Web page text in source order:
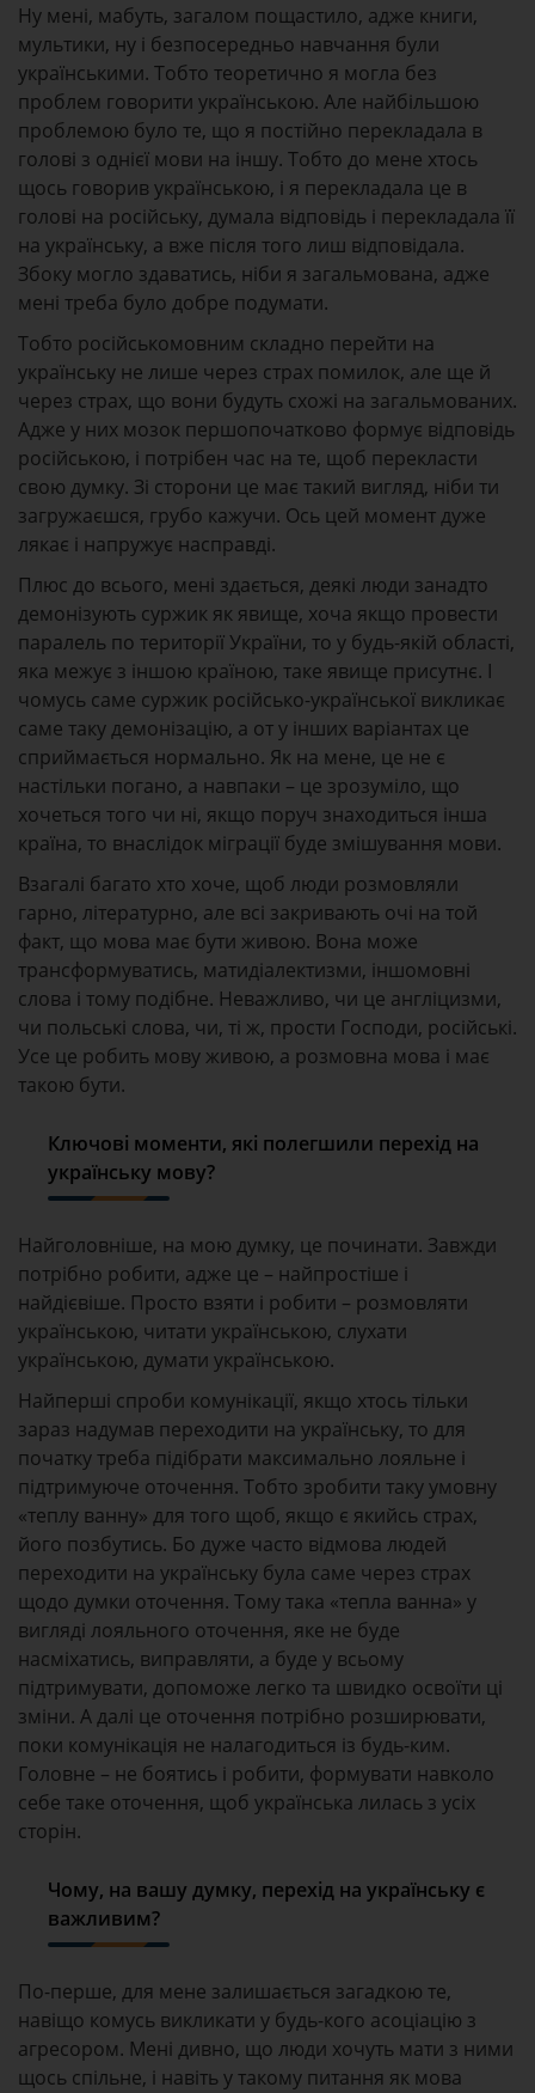
Ну мені, мабуть, загалом пощастило, адже книги,
мультики, ну і безпосередньо навчання були
українськими. Тобто теоретично я могла без
проблем говорити українською. Але найбільшою
проблемою було те, що я постійно перекладала в
голові з однієї мови на іншу. Тобто до мене хтось
щось говорив українською, і я перекладала це в
голові на російську, думала відповідь і перекладала її
на українську, а вже після того лиш відповідала.
Збоку могло здаватись, ніби я загальмована, адже
мені треба було добре подумати.
Тобто російськомовним складно перейти на
українську не лише через страх помилок, але ще й
через страх, що вони будуть схожі на загальмованих.
Адже у них мозок першопочатково формує відповідь
російською, і потрібен час на те, щоб перекласти
свою думку. Зі сторони це має такий вигляд, ніби ти
загружаєшся, грубо кажучи. Ось цей момент дуже
лякає і напружує насправді.
Плюс до всього, мені здається, деякі люди занадто
демонізують суржик як явище, хоча якщо провести
паралель по території України, то у будь-якій області,
яка межує з іншою країною, таке явище присутнє. І
чомусь саме суржик російсько-української викликає
саме таку демонізацію, а от у інших варіантах це
сприймається нормально. Як на мене, це не є
настільки погано, а навпаки – це зрозуміло, що
хочеться того чи ні, якщо поруч знаходиться інша
країна, то внаслідок міграції буде змішування мови.
Взагалі багато хто хоче, щоб люди розмовляли
гарно, літературно, але всі закривають очі на той
факт, що мова має бути живою. Вона може
трансформуватись, матидіалектизми, іншомовні
слова і тому подібне. Неважливо, чи це англіцизми,
чи польські слова, чи, ті ж, прости Господи, російські.
Усе це робить мову живою, а розмовна мова і має
такою бути.
Ключові моменти, які полегшили перехід на
українську мову?
Найголовніше, на мою думку, це починати. Завжди
потрібно робити, адже це – найпростіше і
найдієвіше. Просто взяти і робити – розмовляти
українською, читати українською, слухати
українською, думати українською.
Найперші спроби комунікації, якщо хтось тільки
зараз надумав переходити на українську, то для
початку треба підібрати максимально лояльне і
підтримуюче оточення. Тобто зробити таку умовну
«теплу ванну» для того щоб, якщо є якийсь страх,
його позбутись. Бо дуже часто відмова людей
переходити на українську була саме через страх
щодо думки оточення. Тому така «тепла ванна» у
вигляді лояльного оточення, яке не буде
насміхатись, виправляти, а буде у всьому
підтримувати, допоможе легко та швидко освоїти ці
зміни. А далі це оточення потрібно розширювати,
поки комунікація не налагодиться із будь-ким.
Головне – не боятись і робити, формувати навколо
себе таке оточення, щоб українська лилась з усіх
сторін.
Чому, на вашу думку, перехід на українську є
важливим?
По-перше, для мене залишається загадкою те,
навіщо комусь викликати у будь-кого асоціацію з
агресором. Мені дивно, що люди хочуть мати з ними
щось спільне, і навіть у такому питання як мова